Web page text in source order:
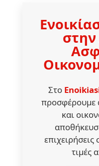
Στο
προσφέρουμε
και
τιμές